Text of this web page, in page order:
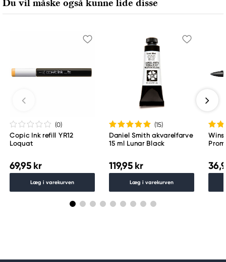
Du vil måske også kunne lide disse
(0)
Copic Ink refill YR12
Loquat
69,95 kr
Læg i varekurven
(15)
Daniel Smith akvarelfarve
15 ml Lunar Black
119,95 kr
Læg i varekurven